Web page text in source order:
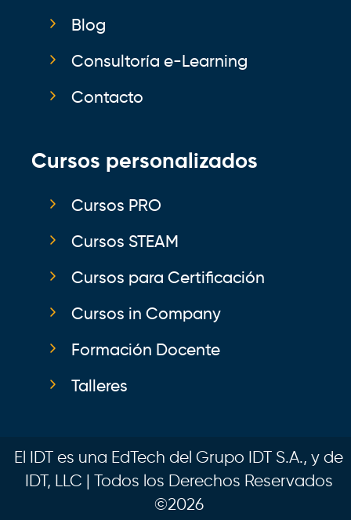
Blog
Consultoría e-Learning
Contacto
Cursos personalizados
Cursos PRO
Cursos STEAM
Cursos para Certificación
Cursos in Company
Formación Docente
Talleres
El IDT es una EdTech del Grupo IDT S.A., y de
IDT, LLC | Todos los Derechos Reservados
©2026